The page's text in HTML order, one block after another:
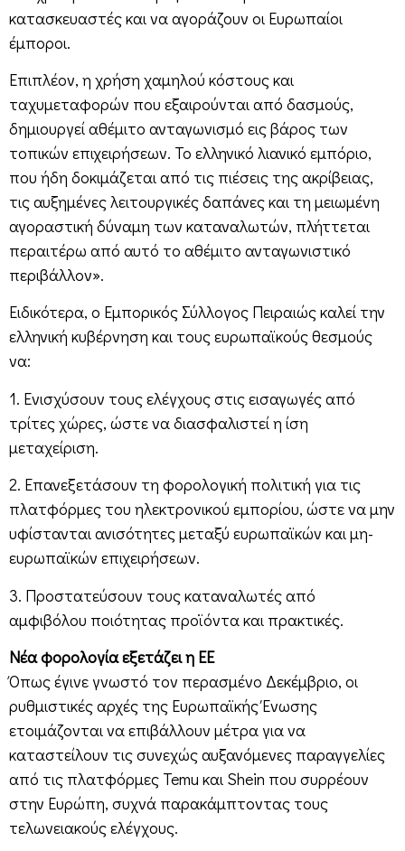
κατασκευαστές και να αγοράζουν οι Ευρωπαίοι
έμποροι.
Επιπλέον, η χρήση χαμηλού κόστους και
ταχυμεταφορών που εξαιρούνται από δασμούς,
δημιουργεί αθέμιτο ανταγωνισμό εις βάρος των
τοπικών επιχειρήσεων. Το ελληνικό λιανικό εμπόριο,
που ήδη δοκιμάζεται από τις πιέσεις της ακρίβειας,
τις αυξημένες λειτουργικές δαπάνες και τη μειωμένη
αγοραστική δύναμη των καταναλωτών, πλήττεται
περαιτέρω από αυτό το αθέμιτο ανταγωνιστικό
περιβάλλον».
Ειδικότερα, ο Εμπορικός Σύλλογος Πειραιώς καλεί την
ελληνική κυβέρνηση και τους ευρωπαϊκούς θεσμούς
να:
1. Ενισχύσουν τους ελέγχους στις εισαγωγές από
τρίτες χώρες, ώστε να διασφαλιστεί η ίση
μεταχείριση.
2. Επανεξετάσουν τη φορολογική πολιτική για τις
πλατφόρμες του ηλεκτρονικού εμπορίου, ώστε να μην
υφίστανται ανισότητες μεταξύ ευρωπαϊκών και μη-
ευρωπαϊκών επιχειρήσεων.
3. Προστατεύσουν τους καταναλωτές από
αμφιβόλου ποιότητας προϊόντα και πρακτικές.
Νέα φορολογία εξετάζει η ΕΕ
Όπως έγινε γνωστό τον περασμένο Δεκέμβριο, οι
ρυθμιστικές αρχές της Ευρωπαϊκής Ένωσης
ετοιμάζονται να επιβάλλουν μέτρα για να
καταστείλουν τις συνεχώς αυξανόμενες παραγγελίες
από τις πλατφόρμες Temu και Shein που συρρέουν
στην Ευρώπη, συχνά παρακάμπτοντας τους
τελωνειακούς ελέγχους.